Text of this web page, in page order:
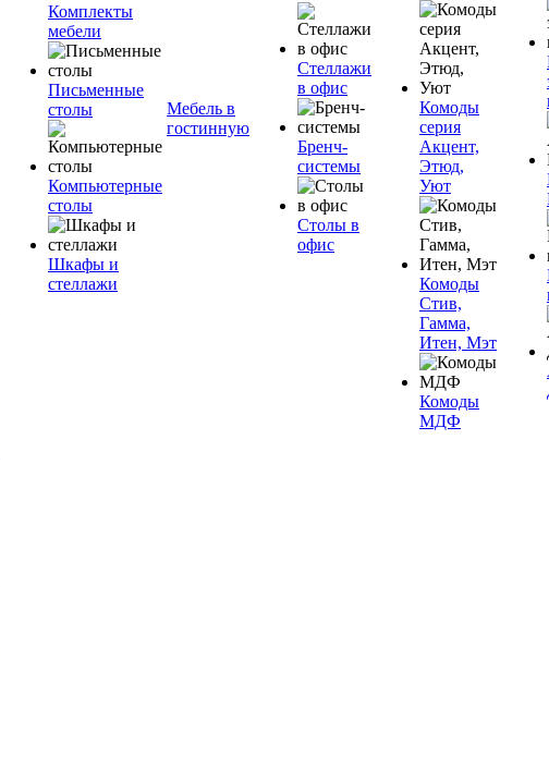
Комплекты
мебели
Письменные
столы
Компьютерные
столы
Шкафы и
стеллажи
Мебель в
гостинную
Стеллажи
в офис
Бренч-
системы
Столы в
офис
Комоды
серия
Акцент,
Этюд,
Уют
Комоды
Стив,
Гамма,
Итен, Мэт
Комоды
МДФ